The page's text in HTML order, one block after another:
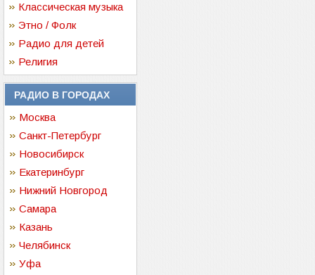
Классическая музыка
Этно / Фолк
Радио для детей
Религия
РАДИО В ГОРОДАХ
Москва
Санкт-Петербург
Новосибирск
Екатеринбург
Нижний Новгород
Самара
Казань
Челябинск
Уфа